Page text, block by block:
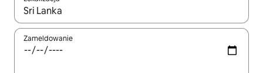
Gdy wyniki będą dostępne, możesz poruszać się po nich za
Zameldowanie